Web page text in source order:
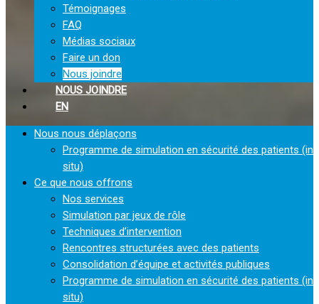
Témoignages
FAQ
Médias sociaux
Faire un don
Nous joindre
NOUS JOINDRE
EN
Nous nous déplaçons
Programme de simulation en sécurité des patients (in
situ)
Ce que nous offrons
Nos services
Simulation par jeux de rôle
Techniques d’intervention
Rencontres structurées avec des patients
Consolidation d’équipe et activités publiques
Programme de simulation en sécurité des patients (in
situ)